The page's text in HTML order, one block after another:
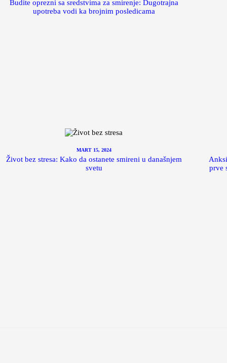
Budite oprezni sa sredstvima za smirenje: Dugotrajna
upotreba vodi ka brojnim posledicama
MART 15, 2024
Život bez stresa: Kako da ostanete smireni u današnjem
svetu
prve